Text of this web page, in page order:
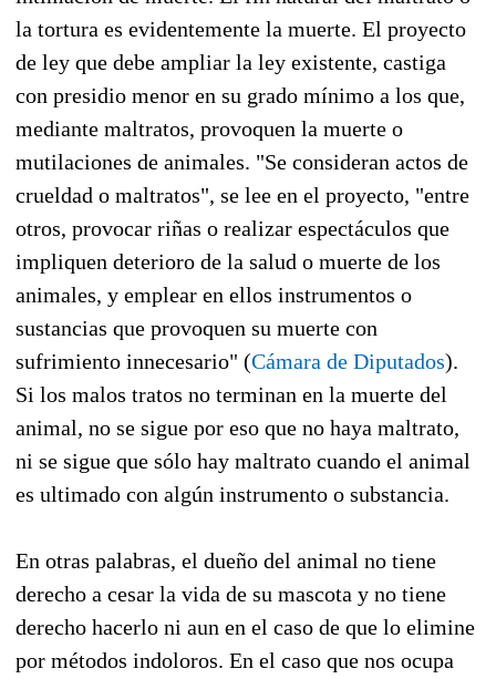
la tortura es evidentemente la muerte. El proyecto
de ley que debe ampliar la ley existente, castiga
con presidio menor en su grado mínimo a los que,
mediante maltratos, provoquen la muerte o
mutilaciones de animales. "Se consideran actos de
crueldad o maltratos", se lee en el proyecto, "entre
otros, provocar riñas o realizar espectáculos que
impliquen deterioro de la salud o muerte de los
animales, y emplear en ellos instrumentos o
sustancias que provoquen su muerte con
sufrimiento innecesario" (Cámara de Diputados).
Si los malos tratos no terminan en la muerte del
animal, no se sigue por eso que no haya maltrato,
ni se sigue que sólo hay maltrato cuando el animal
es ultimado con algún instrumento o substancia.
En otras palabras, el dueño del animal no tiene
derecho a cesar la vida de su mascota y no tiene
derecho hacerlo ni aun en el caso de que lo elimine
por métodos indoloros. En el caso que nos ocupa